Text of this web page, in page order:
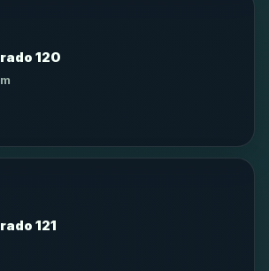
120
121